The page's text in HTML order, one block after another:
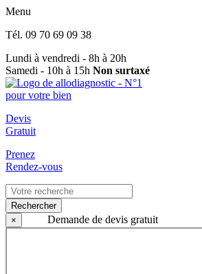
Menu
Tél. 09 70 69 09 38
Lundi à vendredi - 8h à 20h
Samedi - 10h à 15h Non surtaxé
Devis
Gratuit
Prenez
Rendez-vous
Rechercher
×
Demande de devis gratuit